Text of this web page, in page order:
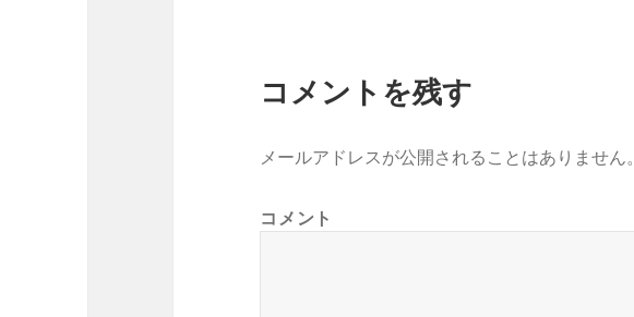
コメントを残す
メールアドレスが公開されることはありません
コメント